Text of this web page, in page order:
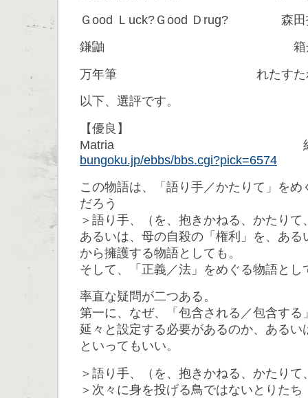
Ｇood Ｌuck?Ｇood Ｄrug? 森田
鎌鼬 箱
万年筆 れたすたれ
以下、選評です。
【優良】
Matria 紅
bungoku.jp/ebbs/bbs.cgi?pick=6574
この物語は、「語り手／かたりて」を
だろう
＞語り手、（を、抱きかねる、かたりて
あるいは、母の自殺の「権利」を、ある
から擁護する物語としても。
そして、「正義／法」をめぐる物語とし
率直な疑問が二つある。
第一に、なぜ、「包含される／包含する
延々と設定する必要があるのか、あるい
といってもいい。
＞語り手、（を、抱きかねる、かたりて
＞次々に身を投げる鳥ではないとりたち